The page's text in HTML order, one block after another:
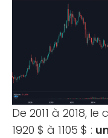
De 2011 à 2018,
1920 $ à 1105 $ :